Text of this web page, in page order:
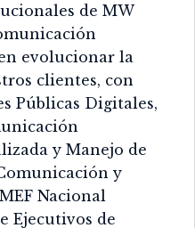
de MW
evolucionar la
clientes, con
Públicas Digitales,
y Manejo de
y
Nacional
Ejecutivos de